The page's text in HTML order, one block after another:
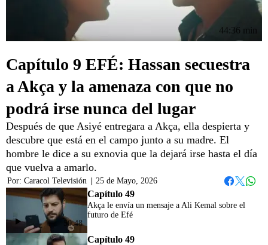
44:36 min
Capítulo 9 EFÉ: Hassan secuestra
a Akça y la amenaza con que no
podrá irse nunca del lugar
Después de que Asiyé entregara a Akça, ella despierta y
descubre que está en el campo junto a su madre. El
hombre le dice a su exnovia que la dejará irse hasta el día
que vuelva a amarlo.
Por: Caracol Televisión
25 de Mayo, 2026
50:48
Capítulo 49
Akça le envía un mensaje a Ali Kemal sobre el
futuro de Efé
Capítulo 49